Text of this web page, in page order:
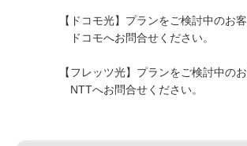
【ドコモ光】プランをご検討中のお
ドコモへお問合せください。
【フレッツ光】プランをご検討中の
NTTへお問合せください。